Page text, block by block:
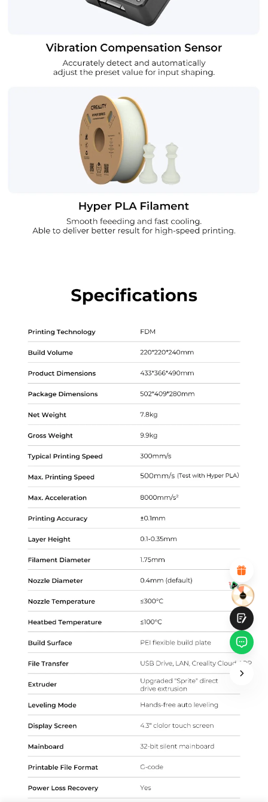
*CALIFIQUE SU NIVEL DE SATISFACCIÓN CON ESTA
PÁGINA:
INSATISFECHO
SATISFECHO
1
2 6 7 8
*RAZONES DE SU SATISFACCIÓN
Diseño visual atractivo
Recomendaciones de productos adecuadas
Navegación y categorías claras
Contenido abundante
Carga rápida de la página
Interacción fluida en la página (al hacer clic)
Entregar